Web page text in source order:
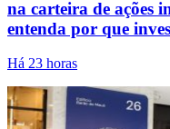
na carteira de ações
entenda por que
Há 23 horas